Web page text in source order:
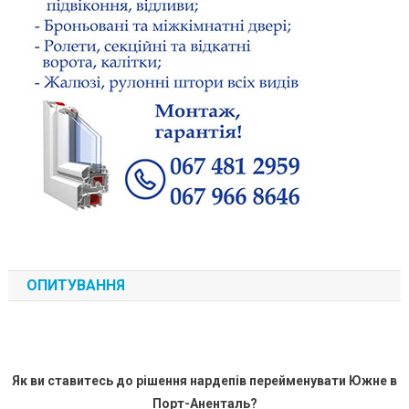
ОПИТУВАННЯ
Як ви ставитесь до рішення нардепів перейменувати Южне в
Порт-Аненталь?